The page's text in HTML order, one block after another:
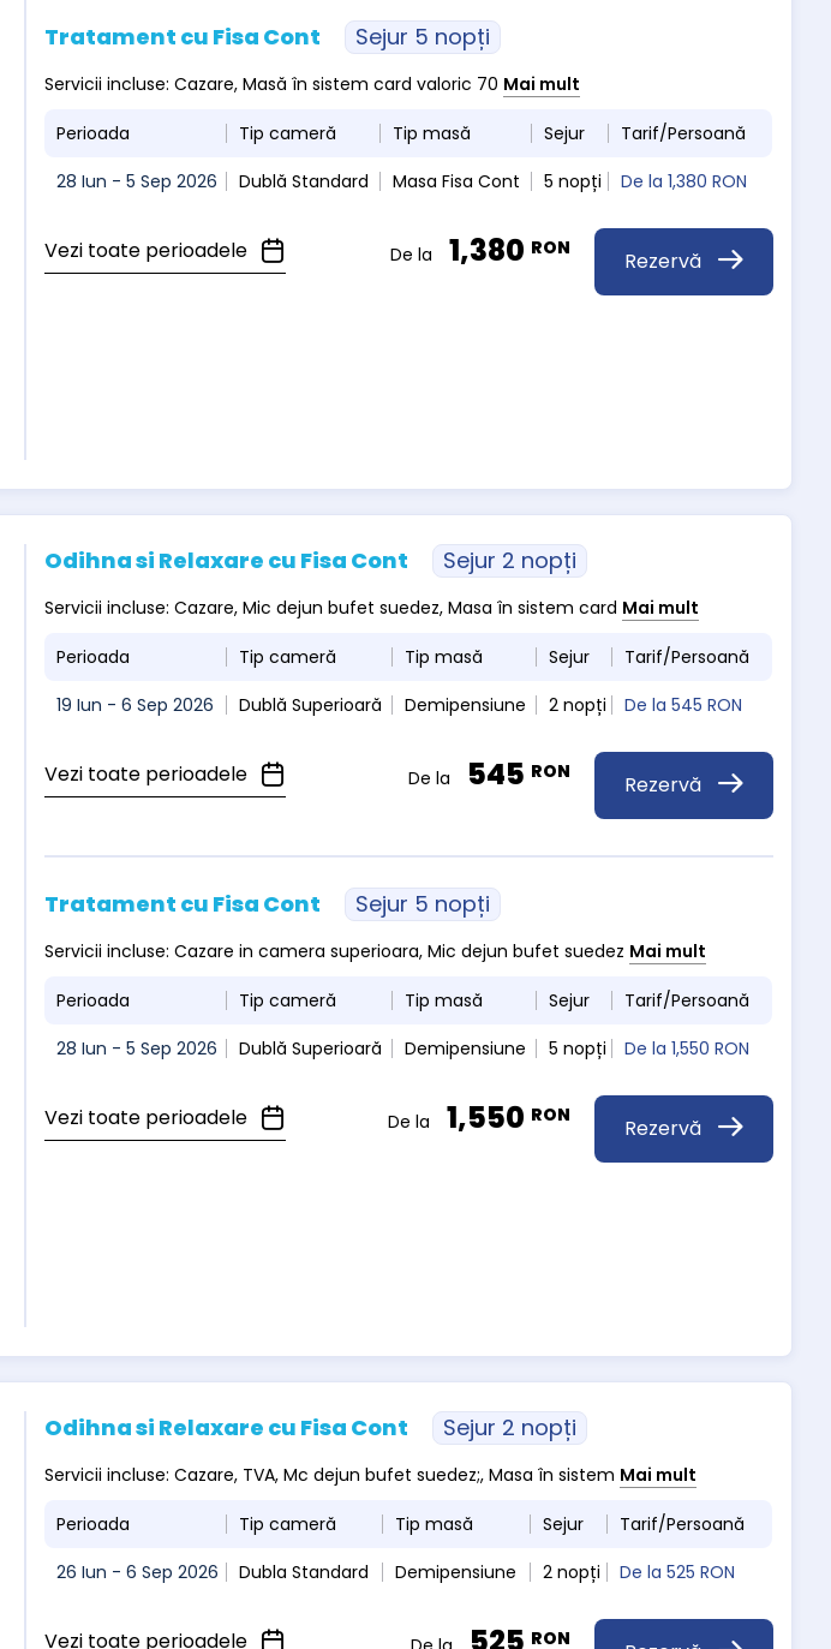
Tratament cu Fisa Cont Sejur 5 nopți
Servicii incluse: Cazare, Masă în sistem card valoric 70 Mai mult
Perioada Tip cameră Tip masă Sejur
Tarif/Persoană
28 Iun - 5 Sep 2026
Dublă Standard Masa Fisa Cont 5 nopți De la1,380 RON
Vezi toate perioadele Rezervă
De la 1,380 RON
Odihna si Relaxare cu Fisa Cont Sejur 2 nopți
Servicii incluse: Cazare, Mic dejun bufet suedez, Masa în sistem card Mai mult
Perioada Tip cameră Tip masă Sejur
Tarif/Persoană
19 Iun - 6 Sep 2026
Dublă Superioară Demipensiune 2 nopți De la545 RON
Vezi toate perioadele Rezervă
De la 545 RON
Tratament cu Fisa Cont Sejur 5 nopți
Servicii incluse: Cazare in camera superioara, Mic dejun bufet suedez Mai mult
Perioada Tip cameră Tip masă Sejur
Tarif/Persoană
28 Iun - 5 Sep 2026
Dublă Superioară Demipensiune 5 nopți De la1,550 RON
Vezi toate perioadele Rezervă
De la 1,550 RON
Odihna si Relaxare cu Fisa Cont Sejur 2 nopți
Servicii incluse: Cazare, TVA, Mc dejun bufet suedez;, Masa în sistem Mai mult
Perioada Tip cameră Tip masă Sejur
Tarif/Persoană
26 Iun - 6 Sep 2026
Dubla Standard Demipensiune 2 nopți De la525 RON
Vezi toate perioadele RON